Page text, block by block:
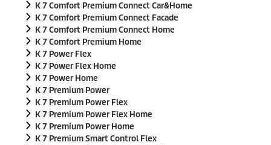
K 7 Comfort Premium Connect Car&Home
K 7 Comfort Premium Connect Facade
K 7 Comfort Premium Connect Home
K 7 Comfort Premium Home
K 7 Power Flex
K 7 Power Flex Home
K 7 Power Home
K 7 Premium Power
K 7 Premium Power Flex
K 7 Premium Power Flex Home
K 7 Premium Power Home
K 7 Premium Smart Control Flex